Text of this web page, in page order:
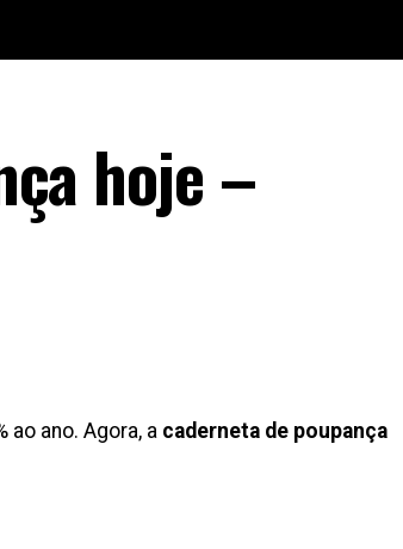
hoje –
ao ano. Agora, a caderneta de poupança